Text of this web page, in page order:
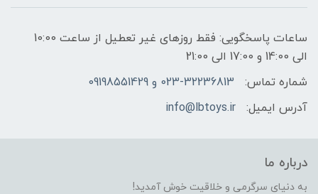
ساعات پاسخگویی: فقط روزهای غیر تعطیل از ساعت 10:00
الی 14:00 و 17:00 الی 21:00
شماره تماس:
023-32236813 و 09198551429
آدرس ایمیل:
info@lbtoys.ir
درباره ما
به دنیای سرگرمی و خلاقیت خوش آمدید!